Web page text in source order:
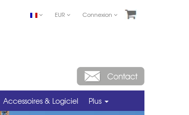
EUR Connexion
Accessoires & Logiciel Plus